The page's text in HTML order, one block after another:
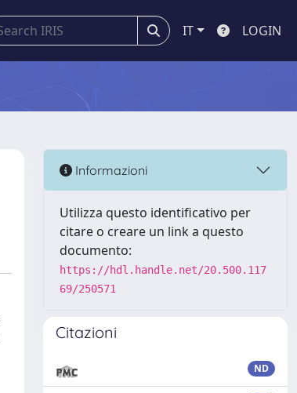
IT LOGIN
Informazioni
Utilizza questo identificativo per
citare o creare un link a questo
documento:
https://hdl.handle.net/20.500.117
69/250571
Citazioni
ND